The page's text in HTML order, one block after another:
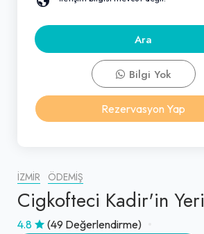
İZMIR ÖDEMIŞ
Cigkofteci Kadir'in Yeri
4.8 (49 Değerlendirme)
Ara
Bilgi Yok
Rezervasyon Yap